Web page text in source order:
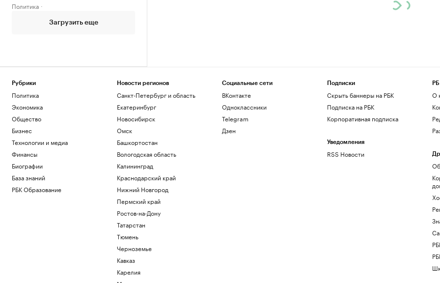
Политика
Загрузить еще
Рубрики
Политика
Экономика
Общество
Бизнес
Технологии и медиа
Финансы
Биографии
База знаний
РБК Образование
Новости регионов
Санкт-Петербург и область
Екатеринбург
Новосибирск
Омск
Башкортостан
Вологодская область
Калининград
Краснодарский край
Нижний Новгород
Пермский край
Ростов-на-Дону
Татарстан
Тюмень
Черноземье
Кавказ
Карелия
Социальные сети
ВКонтакте
Одноклассники
Telegram
Дзен
Подписки
Скрыть баннеры на РБК
Подписка на РБК
Корпоративная подписка
Уведомления
RSS Новости
О